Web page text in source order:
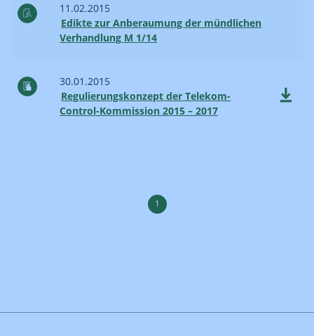
11.02.2015
Edikte zur Anberaumung der mündlichen
Verhandlung M 1/14
30.01.2015
Regulierungskonzept der Telekom-
Control-Kommission 2015 – 2017
1